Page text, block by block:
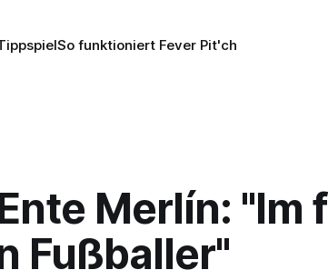
So funktioniert Fever Pit'ch
Merlín: "Im
Fußballer"